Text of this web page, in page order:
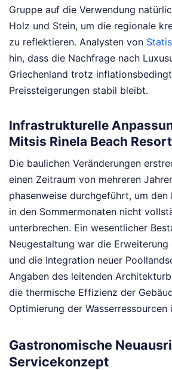
Gruppe auf die Verwendung
Holz und Stein, um die regionale
zu reflektieren. Analysten von
hin, dass die Nachfrage nach
Griechenland trotz
Preissteigerungen stabil bleibt.
Infrastrukturelle
Mitsis Rinela Beach
Die baulichen Veränderungen
einen Zeitraum von mehreren
phasenweise durchgeführt, um den
in den Sommermonaten nicht
unterbrechen. Ein wesentlicher
Neugestaltung war die Erweiterung
und die Integration neuer
Angaben des leitenden
die thermische Effizienz der
Optimierung der Wasserressourcen
Gastronomische
Servicekonzept